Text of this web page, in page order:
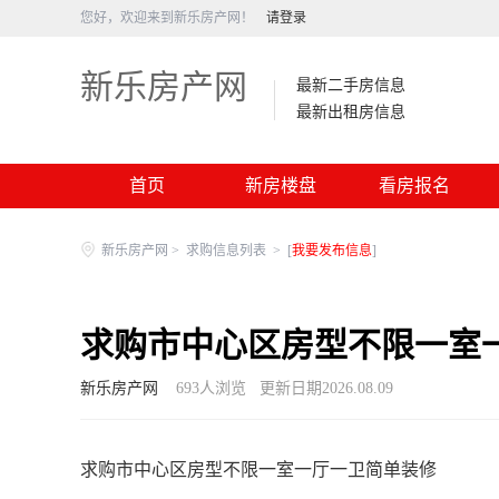
您好，欢迎来到新乐房产网！ 请登录
新乐房产网
最新二手房信息
最新出租房信息
首页 新房楼盘 看房报名
新乐房产网 > 求购信息列表 > [我要发布信息]
求购市中心区房型不限一室
新乐房产网 693人浏览 更新日期2026.08.09
求购市中心区房型不限一室一厅一卫简单装修